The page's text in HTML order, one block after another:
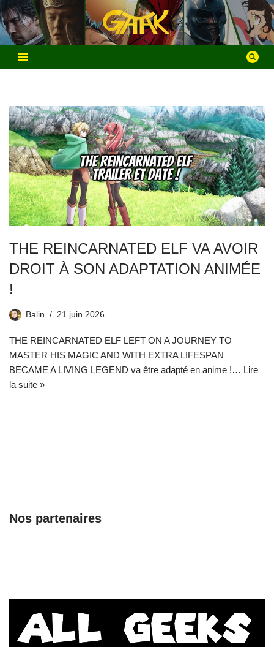
Aller
au
contenu
THE REINCARNATED ELF VA AVOIR
DROIT À SON ADAPTATION ANIMÉE
!
Balin 21 juin 2026
THE REINCARNATED ELF LEFT ON A JOURNEY TO
MASTER HIS MAGIC AND WITH EXTRA LIFESPAN
BECAME A LIVING LEGEND va être adapté en anime !… Lire
la suite »
Nos partenaires